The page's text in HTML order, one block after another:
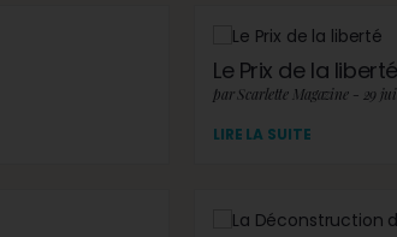
Le Prix de la liberté
par Scarlette Magazine - 29
LIRE LA SUITE